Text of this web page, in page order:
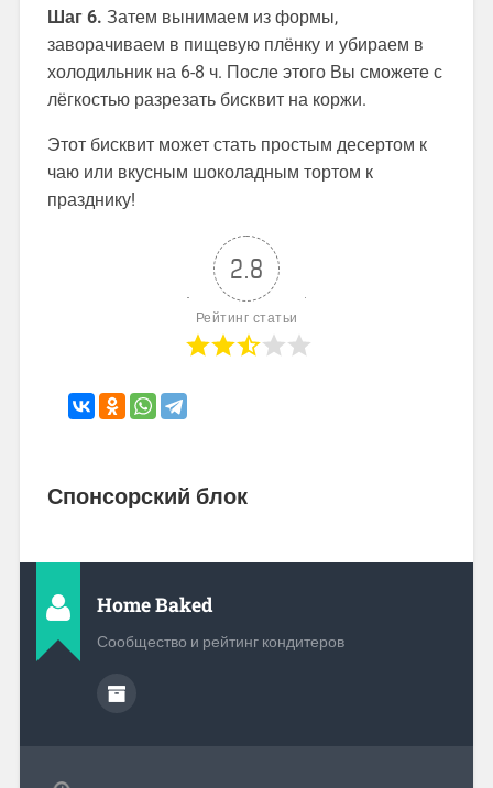
Шаг 6. Затем вынимаем из формы,
заворачиваем в пищевую плёнку и убираем в
холодильник на 6-8 ч. После этого Вы сможете с
лёгкостью разрезать бисквит на коржи.
Этот бисквит может стать простым десертом к
чаю или вкусным шоколадным тортом к
празднику!
2.8
Рейтинг статьи
Спонсорский блок
Home Baked
Сообщество и рейтинг кондитеров